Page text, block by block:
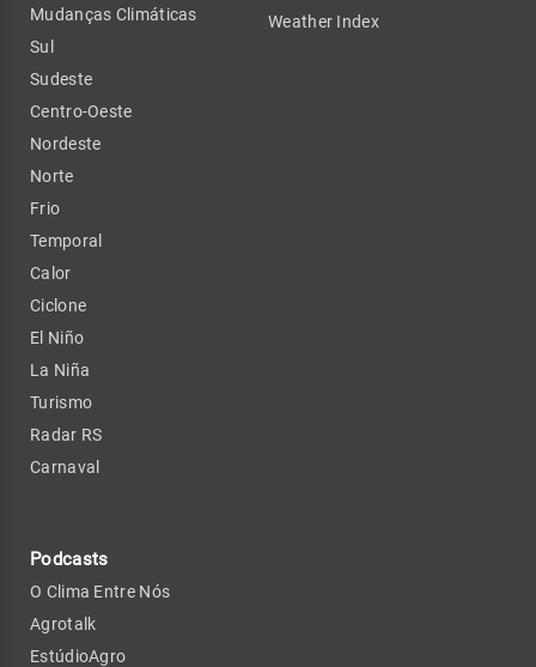
Mudanças Climáticas
Sul
Sudeste
Centro-Oeste
Nordeste
Norte
Frio
Temporal
Calor
Ciclone
El Niño
La Niña
Turismo
Radar RS
Carnaval
Podcasts
O Clima Entre Nós
Agrotalk
EstúdioAgro
Weather Index